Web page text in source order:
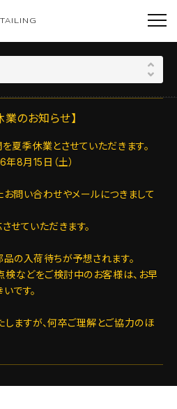
業のお知らせ】
夏季休業とさせていただきます。
8月15日（土）
問い合わせやメールにつきまして
せていただきます。
の入荷待ちが予想されます。
検などをご検討中のお客様は、お早
です。
ますが、何卒ご理解とご協力のほ